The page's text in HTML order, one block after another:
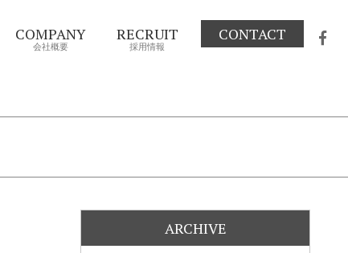
COMPANY
会社概要
RECRUIT
採用情報
CONTACT
ARCHIVE